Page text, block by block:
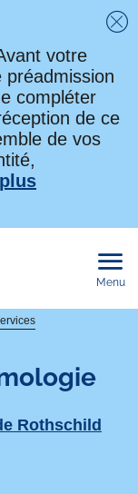
votre
compléter
de ce
de vos
Menu
Rothschild